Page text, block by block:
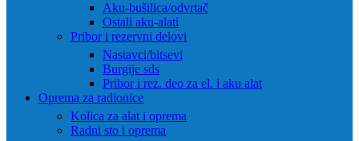
Aku-bušilica/odvrtač
Ostali aku-alati
Pribor i rezervni delovi
Nastavci/bitsevi
Burgije sds
Pribor i rez. deo za el. i aku alat
Oprema za radionice
Kolica za alat i oprema
Radni sto i oprema